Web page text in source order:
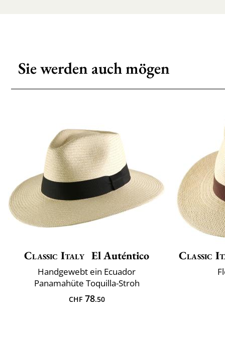
Sie werden auch mögen
Classic Italy El Auténtico
Handgewebt ein Ecuador
Panamahüte Toquilla-Stroh
CHF78.50
Classic